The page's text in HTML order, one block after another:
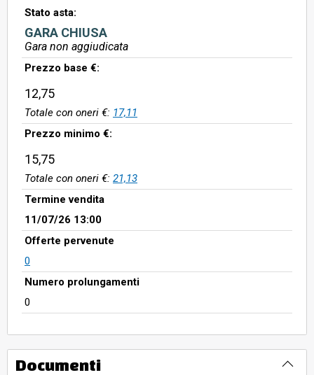
Stato asta:
GARA CHIUSA
Gara non aggiudicata
Prezzo base €:
12,75
Totale con oneri €: 17,11
Prezzo minimo €:
15,75
Totale con oneri €: 21,13
Termine vendita
11/07/26 13:00
Offerte pervenute
0
Numero prolungamenti
0
Documenti